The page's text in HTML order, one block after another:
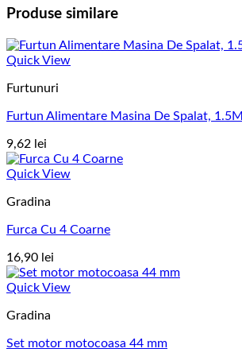
Produse similare
Quick View
Furtunuri
Furtun Alimentare Masina De Spalat, 1.5M
9,62 lei
Quick View
Gradina
Furca Cu 4 Coarne
16,90 lei
Quick View
Gradina
Set motor motocoasa 44 mm